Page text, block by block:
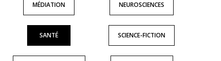
MÉDIATION NEUROSCIENCES
SANTÉ SCIENCE-FICTION